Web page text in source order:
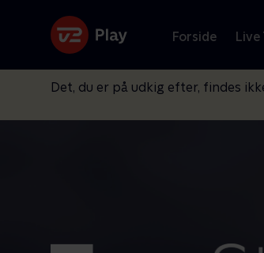
Forside Live
Det, du er på udkig efter, findes